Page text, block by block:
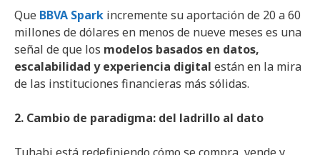
Que BBVA Spark incremente su aportación de 20 a 60
millones de dólares en menos de nueve meses es una
señal de que los modelos basados en datos,
escalabilidad y experiencia digital están en la mira
de las instituciones financieras más sólidas.
2. Cambio de paradigma: del ladrillo al dato